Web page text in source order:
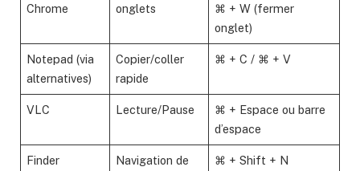
Chrome
onglets
⌘ + W (fermer
onglet)
Notepad (via
alternatives)
Copier/coller
rapide
⌘ + C / ⌘ + V
VLC Lecture/Pause
⌘ + Espace ou barre
d’espace
Finder
Navigation de
⌘ + Shift + N